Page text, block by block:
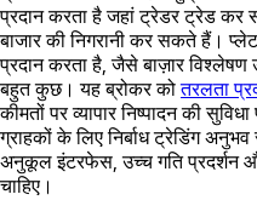
प्रदान करता है जहां ट्रेडर ट्रेड कर
बाजार की निगरानी कर सकते हैं।
प्रदान करता है, जैसे बाज़ार विश्लेषण
बहुत कुछ। यह ब्रोकर कोतरलता
कीमतों पर व्यापार निष्पादन की
ग्राहकों के लिए निर्बाध ट्रेडिंग
अनुकूल इंटरफेस, उच्च गति प्रदर्शन
चाहिए।